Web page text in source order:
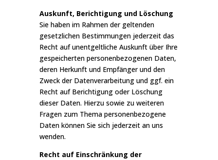
Auskunft, Berichtigung und Löschung
Sie haben im Rahmen der geltenden
gesetzlichen Bestimmungen jederzeit das
Recht auf unentgeltliche Auskunft über Ihre
gespeicherten personenbezogenen Daten,
deren Herkunft und Empfänger und den
Zweck der Datenverarbeitung und ggf. ein
Recht auf Berichtigung oder Löschung
dieser Daten. Hierzu sowie zu weiteren
Fragen zum Thema personenbezogene
Daten können Sie sich jederzeit an uns
wenden.
Recht auf Einschränkung der